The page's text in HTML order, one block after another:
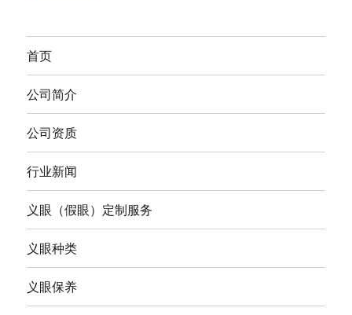
首页
公司简介
公司资质
行业新闻
义眼（假眼）定制服务
义眼种类
义眼保养